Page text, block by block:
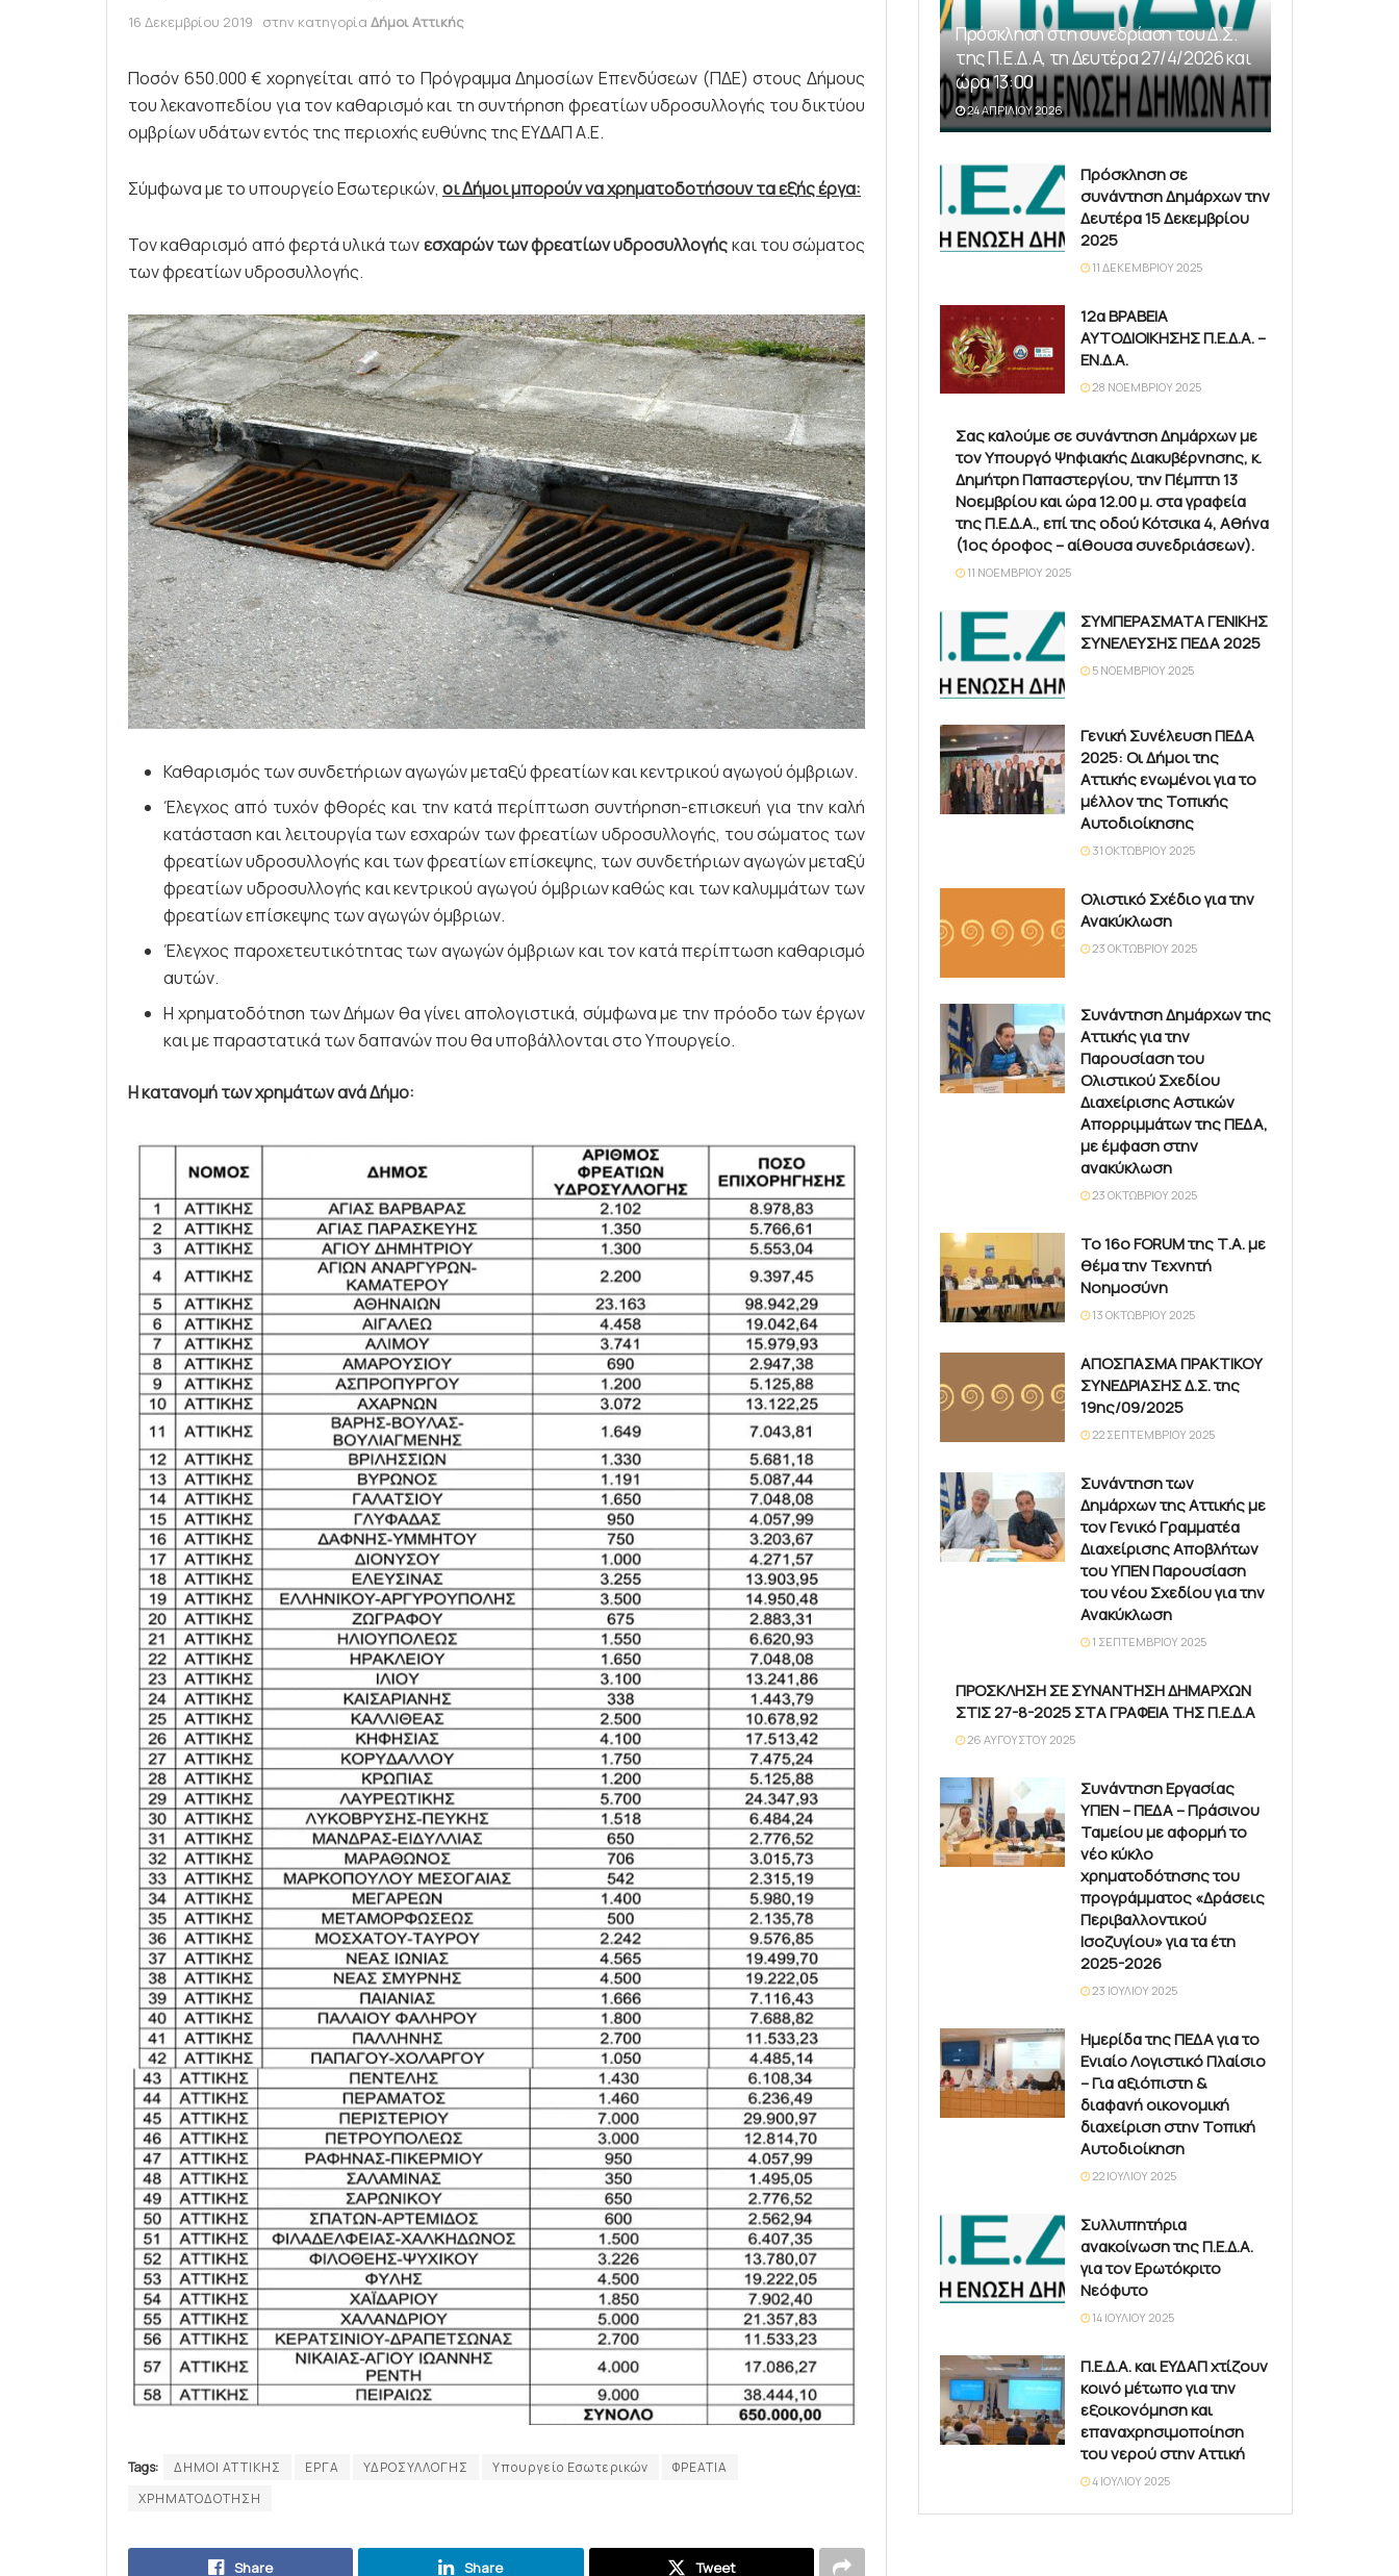
16 Δεκεμβρίου 2019 στην κατηγορία Δήμοι Αττικής
Ποσόν 650.000 € χορηγείται από το Πρόγραμμα Δημοσίων Επενδύσεων (ΠΔΕ) στους Δήμους
του λεκανοπεδίου για τον καθαρισμό και τη συντήρηση φρεατίων υδροσυλλογής του δικτύου
ομβρίων υδάτων εντός της περιοχής ευθύνης της ΕΥ∆ΑΠ Α.Ε.
Σύμφωνα με το υπουργείο Εσωτερικών, οι Δήμοι μπορούν να χρηματοδoτήσουν τα εξής έργα:
Τον καθαρισμό από φερτά υλικά τωνεσχαρών των φρεατίων υδροσυλλογήςκαι του σώματος
των φρεατίων υδροσυλλογής.
Καθαρισμός των συνδετήριων αγωγών μεταξύ φρεατίων και κεντρικού αγωγού όμβριων.
Έλεγχος από τυχόν φθορές και την κατά περίπτωση συντήρηση-επισκευή για την καλή
κατάσταση και λειτουργία των εσχαρών των φρεατίων υδροσυλλογής, του σώματος των
φρεατίων υδροσυλλογής και των φρεατίων επίσκεψης, των συνδετήριων αγωγών μεταξύ
φρεατίων υδροσυλλογής και κεντρικού αγωγού όμβριων καθώς και των καλυμμάτων των
φρεατίων επίσκεψης των αγωγών όμβριων.
Έλεγχος παροχετευτικότητας των αγωγών όμβριων και τον κατά περίπτωση καθαρισμό
αυτών.
Η χρηματοδότηση των Δήμων θα γίνει απολογιστικά, σύμφωνα με την πρόοδο των έργων
και με παραστατικά των δαπανών που θα υποβάλλονται στο Υπουργείο.
Η κατανομή των χρημάτων ανά Δήμο:
Tags: ΔΗΜΟΙ ΑΤΤΙΚΗΣ ΕΡΓΑ ΥΔΡΟΣΥΛΛΟΓΗΣ Υπουργείο Εσωτερικών
ΦΡΕΑΤΙΑ
ΧΡΗΜΑΤΟΔΟΤΗΣΗ
Share Share Tweet
Πρόσκληση στη συνεδρίαση του Δ.Σ.
της Π.Ε.Δ.Α, τη Δευτέρα 27/4/2026 και
ώρα 13:00
24 ΑΠΡΙΛΊΟΥ 2026
Πρόσκληση σε
συνάντηση Δημάρχων την
Δευτέρα 15 Δεκεμβρίου
2025
11 ΔΕΚΕΜΒΡΊΟΥ 2025
12α ΒΡΑΒΕΙΑ
ΑΥΤΟΔΙΟΙΚΗΣΗΣ Π.Ε.Δ.Α. –
ΕΝ.Δ.Α.
28 ΝΟΕΜΒΡΊΟΥ 2025
Σας καλούμε σε συνάντηση Δημάρχων με
τον Υπουργό Ψηφιακής Διακυβέρνησης, κ.
Δημήτρη Παπαστεργίου, την Πέμπτη 13
Νοεμβρίου και ώρα 12.00 μ. στα γραφεία
της Π.Ε.Δ.Α., επί της οδού Κότσικα 4, Αθήνα
(1ος όροφος – αίθουσα συνεδριάσεων).
11 ΝΟΕΜΒΡΊΟΥ 2025
ΣΥΜΠΕΡΑΣΜΑΤΑ ΓΕΝΙΚΗΣ
ΣΥΝΕΛΕΥΣΗΣ ΠΕΔΑ 2025
5 ΝΟΕΜΒΡΊΟΥ 2025
Γενική Συνέλευση ΠΕΔΑ
2025: Οι Δήμοι της
Αττικής ενωμένοι για το
μέλλον της Τοπικής
Αυτοδιοίκησης
31 ΟΚΤΩΒΡΊΟΥ 2025
Ολιστικό Σχέδιο για την
Ανακύκλωση
23 ΟΚΤΩΒΡΊΟΥ 2025
Συνάντηση Δημάρχων της
Αττικής για την
Παρουσίαση του
Ολιστικού Σχεδίου
Διαχείρισης Αστικών
Απορριμμάτων της ΠΕΔΑ,
με έμφαση στην
ανακύκλωση
23 ΟΚΤΩΒΡΊΟΥ 2025
Το 16ο FORUM της Τ.Α. με
θέμα την Τεχνητή
Νοημοσύνη
13 ΟΚΤΩΒΡΊΟΥ 2025
ΑΠΟΣΠΑΣΜΑ ΠΡΑΚΤΙΚΟΥ
ΣΥΝΕΔΡΙΑΣΗΣ Δ.Σ. της
19ης/09/2025
22 ΣΕΠΤΕΜΒΡΊΟΥ 2025
Συνάντηση των
Δημάρχων της Αττικής με
τον Γενικό Γραμματέα
Διαχείρισης Αποβλήτων
του ΥΠΕΝ Παρουσίαση
του νέου Σχεδίου για την
Ανακύκλωση
1 ΣΕΠΤΕΜΒΡΊΟΥ 2025
ΠΡΟΣΚΛΗΣΗ ΣΕ ΣΥΝΑΝΤΗΣΗ ΔΗΜΑΡΧΩΝ
ΣΤΙΣ 27-8-2025 ΣΤΑ ΓΡΑΦΕΙΑ ΤΗΣ Π.Ε.Δ.Α
26 ΑΥΓΟΎΣΤΟΥ 2025
Συνάντηση Εργασίας
ΥΠΕΝ – ΠΕΔΑ – Πράσινου
Ταμείου με αφορμή το
νέο κύκλο
χρηματοδότησης του
προγράμματος «Δράσεις
Περιβαλλοντικού
Ισοζυγίου» για τα έτη
2025-2026
23 ΙΟΥΛΊΟΥ 2025
Ημερίδα της ΠΕΔΑ για το
Ενιαίο Λογιστικό Πλαίσιο
– Για αξιόπιστη &
διαφανή οικονομική
διαχείριση στην Τοπική
Αυτοδιοίκηση
22 ΙΟΥΛΊΟΥ 2025
Συλλυπητήρια
ανακοίνωση της Π.Ε.Δ.Α.
για τον Ερωτόκριτο
Νεόφυτο
14 ΙΟΥΛΊΟΥ 2025
Π.Ε.Δ.Α. και ΕΥΔΑΠ χτίζουν
κοινό μέτωπο για την
εξοικονόμηση και
επαναχρησιμοποίηση
του νερού στην Αττική
4 ΙΟΥΛΊΟΥ 2025